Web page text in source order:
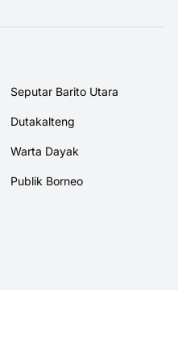
Seputar Barito Utara
Dutakalteng
Warta Dayak
Publik Borneo